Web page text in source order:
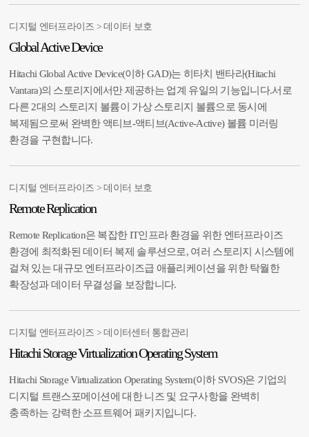
디지털 엔터프라이즈 > 데이터 보호
Global Active Device
Hitachi Global Active Device(이하 GAD)는 히타치 밴타라(Hitachi
Vantara)의 스토리지에서만 제공하는 업계 유일의 기능입니다.서로
다른 2대의 스토리지 볼륨이 가상 스토리지 볼륨으로 동시에
복제됨으로써 완벽한 액티브-액티브(Active-Active) 볼륨 미러링
환경을 구현합니다.
디지털 엔터프라이즈 > 데이터 보호
Remote Replication
Remote Replication은 복잡한 IT인프라 환경을 위한 엔터프라이즈
환경에 최적화된 데이터 복제 솔루션으로, 여러 스토리지 시스템에
걸쳐 있는 대규모 엔터프라이즈급 애플리케이션을 위한 탁월한
확장성과 데이터 무결성을 보장합니다.
디지털 엔터프라이즈 > 데이터센터 통합관리
Hitachi Storage Virtualization Operating System
Hitachi Storage Virtualization Operating System(이하 SVOS)은 기업의
디지털 트랜스포메이션에 대한 니즈 및 요구사항을 완벽히
충족하는 강력한 소프트웨어 패키지입니다.